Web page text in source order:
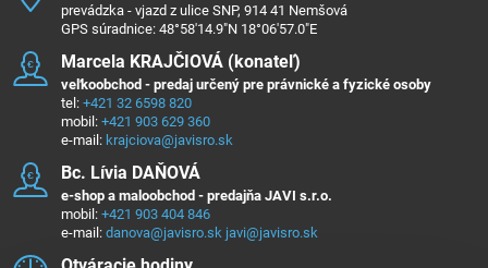
prevádzka - vjazd z ulice SNP, 914 41 Nemšová
GPS súradnice: 48°58'14.9"N 18°06'57.0"E
Marcela KRAJČIOVÁ (konateľ)
veľkoobchod - predaj určený pre právnické a fyzické osoby
tel: +421 32 6598 820
mobil: +421 903 629 360
e-mail: krajciova@javisro.sk
Bc​. Lívia DAŇOVÁ
e-shop a maloobchod - predajňa JAVI s.r.o.
mobil: +421 903 404 846
e-mail: danova@javisro.sk javi@javisro.sk